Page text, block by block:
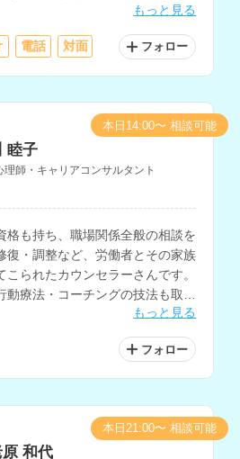
もっと見る
電話 対面 フォロー
睦子
理師・キャリアコンサルタント
格も持ち、職場関係全般の相談を
復・調整など、労働者とその家族
られたカウンセラーさんです。
動療法・コーチングの技法も取り
もっと見る
フォロー
本日14:00〜 相談可能
和代
本日21:00〜 相談可能